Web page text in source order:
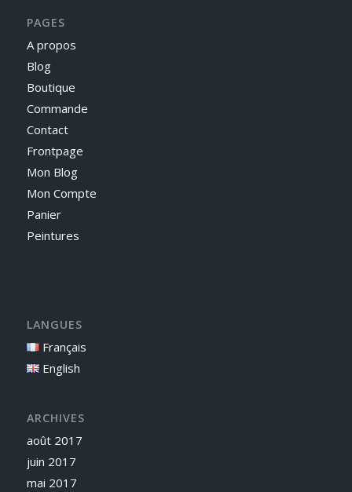
PAGES
A propos
Blog
Boutique
Commande
Contact
Frontpage
Mon Blog
Mon Compte
Panier
Peintures
LANGUES
Français
English
ARCHIVES
août 2017
juin 2017
mai 2017